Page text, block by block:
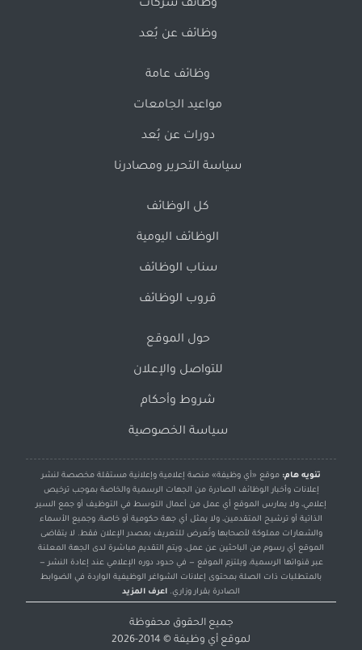
وظائف شركات
وظائف عن بُعد
وظائف عامة
مواعيد الجامعات
دورات عن بُعد
سياسة التحرير ومصادرنا
كل الوظائف
الوظائف اليومية
سناب الوظائف
قروب الوظائف
حول الموقع
للتواصل والإعلان
شروط وأحكام
سياسة الخصوصية
تنويه هام: موقع «أي وظيفة» منصة إعلامية وإعلانية مستقلة مخصصة لنشر
إعلانات وأخبار الوظائف الصادرة من الجهات الرسمية والخاصة بموجب ترخيص
إعلامي، ولا يمارس الموقع أي عمل من أعمال التوسط في التوظيف أو جمع السير
الذاتية أو ترشيح المتقدمين، ولا يمثل أي جهة حكومية أو خاصة، وجميع الأسماء
والشعارات مملوكة لأصحابها وتُعرض للتعريف بمصدر الإعلان فقط. لا يتقاضى
الموقع أي رسوم من الباحثين عن عمل، ويتم التقديم مباشرة لدى الجهة المعلنة
عبر قنواتها الرسمية، ويلتزم الموقع — في حدود دوره الإعلامي عند إعادة النشر —
بالمتطلبات ذات الصلة بمحتوى إعلانات الشواغر الوظيفية الواردة في الضوابط
الصادرة بقرار وزاري. اعرف المزيد
جميع الحقوق محفوظة
لموقع أي وظيفة © 2014-2026